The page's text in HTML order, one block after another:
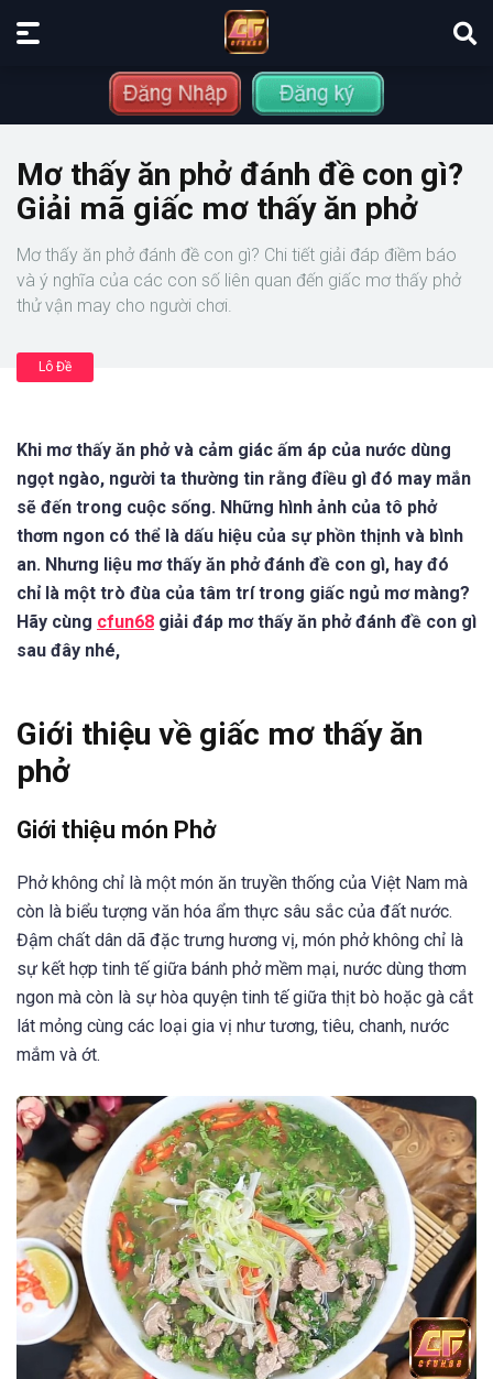
Mơ thấy ăn phở đánh đề con gì?
Giải mã giấc mơ thấy ăn phở
Mơ thấy ăn phở đánh đề con gì? Chi tiết giải đáp điềm báo
và ý nghĩa của các con số liên quan đến giấc mơ thấy phở
thử vận may cho người chơi.
Lô Đề
Khi mơ thấy ăn phở và cảm giác ấm áp của nước dùng
ngọt ngào, người ta thường tin rằng điều gì đó may mắn
sẽ đến trong cuộc sống. Những hình ảnh của tô phở
thơm ngon có thể là dấu hiệu của sự phồn thịnh và bình
an. Nhưng liệu mơ thấy ăn phở đánh đề con gì, hay đó
chỉ là một trò đùa của tâm trí trong giấc ngủ mơ màng?
Hãy cùng cfun68 giải đáp mơ thấy ăn phở đánh đề con gì
sau đây nhé,
Giới thiệu về giấc mơ thấy ăn
phở
Giới thiệu món Phở
Phở không chỉ là một món ăn truyền thống của Việt Nam mà
còn là biểu tượng văn hóa ẩm thực sâu sắc của đất nước.
Đậm chất dân dã đặc trưng hương vị, món phở không chỉ là
sự kết hợp tinh tế giữa bánh phở mềm mại, nước dùng thơm
ngon mà còn là sự hòa quyện tinh tế giữa thịt bò hoặc gà cắt
lát mỏng cùng các loại gia vị như tương, tiêu, chanh, nước
mắm và ớt.